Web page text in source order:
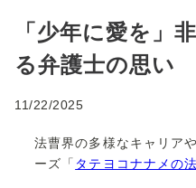
「少年に愛を」
る弁護士の思い
11/22/2025
法曹界の多様なキャリア
ーズ「 タテヨコナナメの